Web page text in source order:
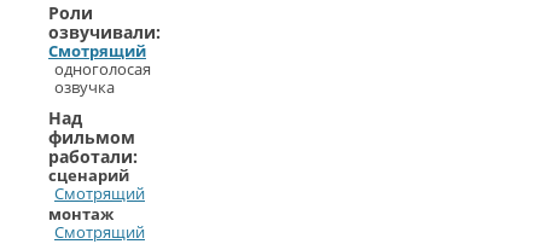
Роли
озвучивали:
Смотрящий
одноголосая
озвучка
Над
фильмом
работали:
сценарий
Смотрящий
монтаж
Смотрящий